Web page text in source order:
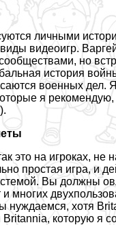
личными
видеоигр.
но
история
военных дел.
я
это на игроках, не
простая игра, и
Вы должны
многих
нуждаемся, хотя
которую я